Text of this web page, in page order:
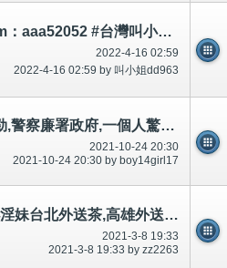
+LINE：dd963 +Telegram：aaa52052 #台灣叫小姐 #台中叫小姐 #台北叫小姐 #高雄叫小姐 #新竹叫小姐 #台南叫小姐 #彰化叫小
2022-4-16 02:59
2022-4-16 02:59 by 叫小姐dd963
賓周陰莖短小做愛屌閪幾勁,警察廉署政府,一個人驚走(等支援)好多認得!市民手機影相錄影(合法)影落街條路-公開
2021-10-24 20:30
2021-10-24 20:30 by boy14girl17
小西米外送茶賴pp2263小淫妹台北外送茶,高雄外送茶,台北叫小姐,台中喝茶,學生妹，西門町叫小姐，無套妹，台南
2021-3-8 19:33
2021-3-8 19:33 by zz2263